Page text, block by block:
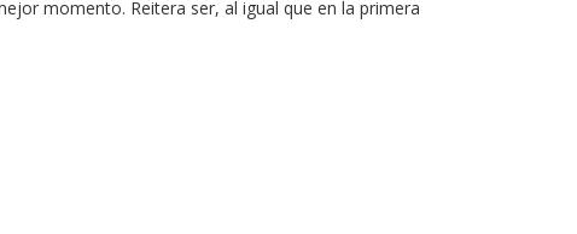
momento. Reitera ser, al igual que en la primera